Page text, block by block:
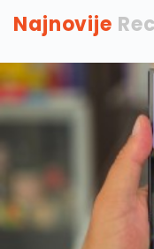
Najnovije